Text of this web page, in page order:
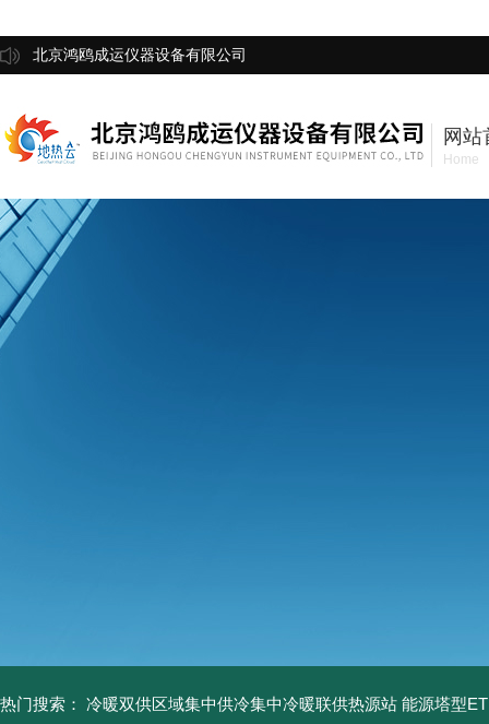
北京鸿鸥成运仪器设备有限公司
网站
Home
热门搜索： 冷暖双供区域集中供冷集中冷暖联供热源站 能源塔型